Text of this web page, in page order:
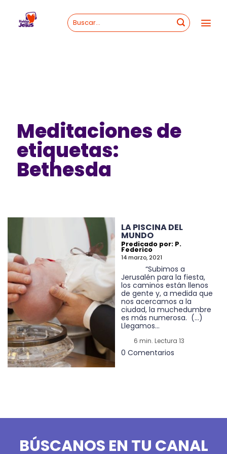
content
Meditaciones de
etiquetas:
Bethesda
LA PISCINA DEL
MUNDO
Predicado por: P.
Federico
14 marzo, 2021
“Subimos a
Jerusalén para la fiesta,
los caminos están llenos
de gente y, a medida que
nos acercamos a la
ciudad, la muchedumbre
es más numerosa. (…)
Llegamos...
6 min. Lectura 13
0 Comentarios
BÚSCANOS EN TU CANAL